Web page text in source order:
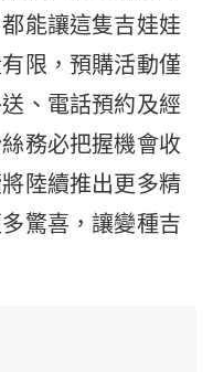
能讓這隻吉娃娃
限，預購活動僅
、電話預約及經
務必把握機會收
陸續推出更多精
驚喜，讓變種吉